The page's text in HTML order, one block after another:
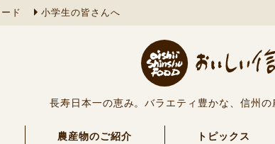
ド 小学生の皆さんへ
長寿日本一の恵み。バラエティ豊かな、信州
農産物のご紹介 トピックス